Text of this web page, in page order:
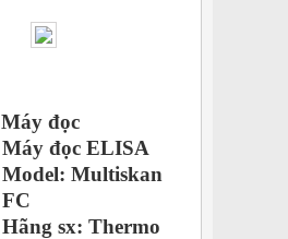
Máy đọc
Máy đọc ELISA
Model: Multiskan
FC
Hãng sx: Thermo